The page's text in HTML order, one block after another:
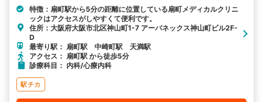
特徴：扇町駅から5分の距離に位置している扇町メディカルクリニ
ックはアクセスがしやすくて便利です。
住所：大阪府大阪市北区神山町1-7 アーバネックス神山町ビル2F-
D
最寄り駅： 扇町駅 中崎町駅 天満駅
アクセス： 扇町駅 から徒歩5分
診療科目： 内科/心療内科
駅チカ